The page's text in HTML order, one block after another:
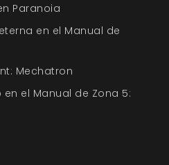
Paranoia
en el Manual de
Mechatron
el Manual de Zona 5: